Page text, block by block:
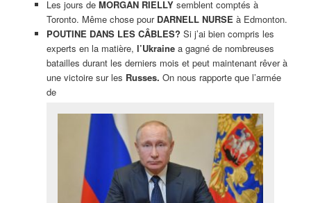
Les jours de MORGAN RIELLYsemblent comptés à
Toronto. Même chose pour DARNELL NURSE à Edmonton.
POUTINE DANS LES CÂBLES? Si j’ai bien compris les
experts en la matière, l’Ukrainea gagné de nombreuses
batailles durant les derniers mois et peut maintenant rêver à
une victoire sur les Russes. On nous rapporte que l’armée
de